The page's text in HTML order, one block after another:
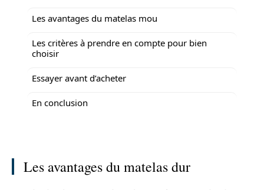
Les avantages du matelas mou
Les critères à prendre en compte pour bien
choisir
Essayer avant d’acheter
En conclusion
Les avantages du matelas dur